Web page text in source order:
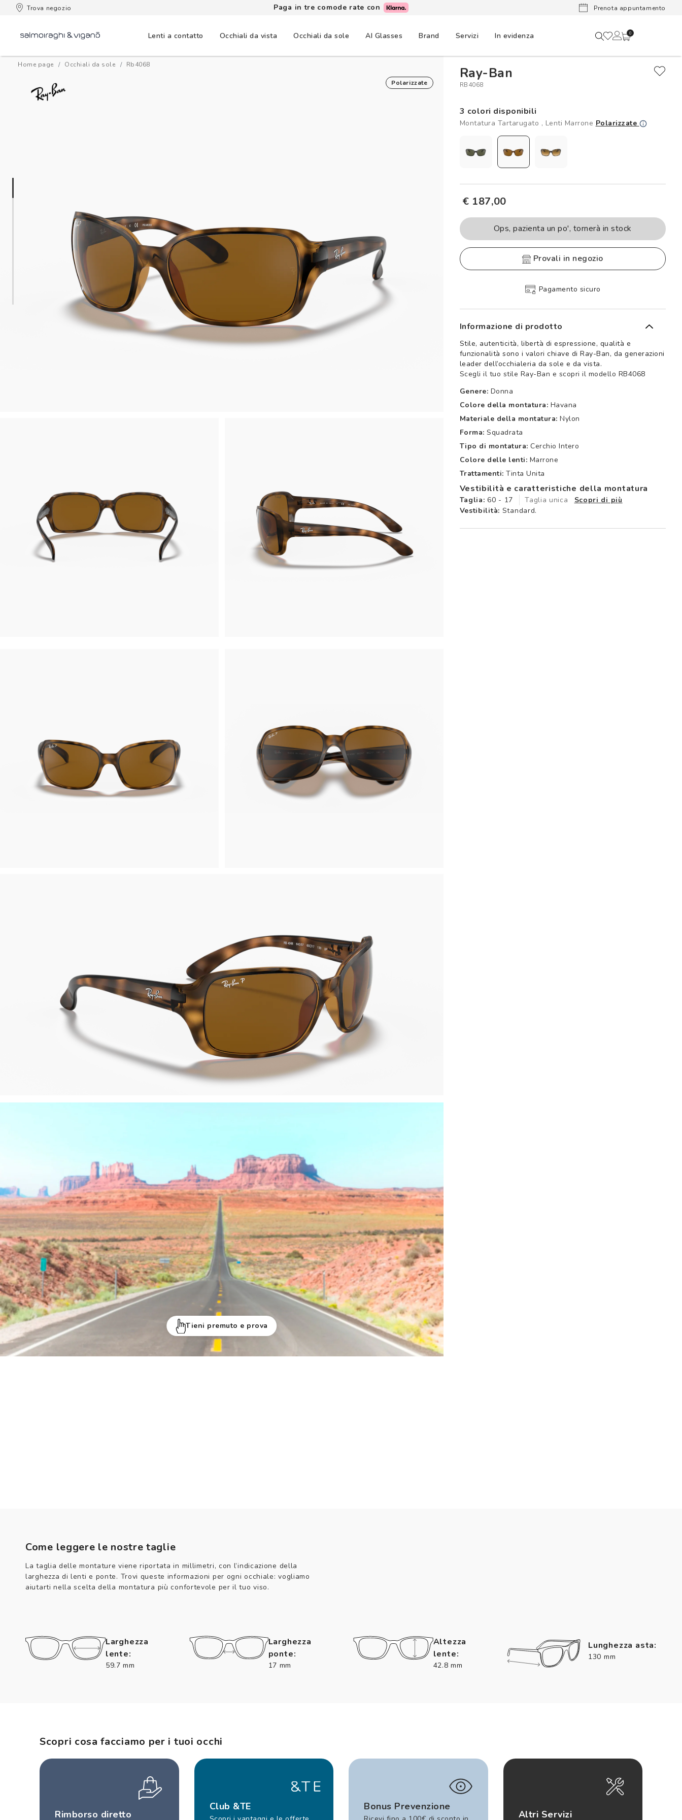
Trova negozio Paga in tre comode rate con Lenti a
Prenota appuntamento
Lenti a contatto Occhiali da vista Occhiali da sole AI Glasses Brand Servizi In evidenza 0
Home page Occhiali da sole rb4068
Polarizzate
Tieni premuto e prova
Ray-Ban
RB4068
3 colori disponibili
Montatura Tartarugato , Lenti Marrone Polarizzate
€ 187,00
Ops, pazienta un po', tornerà in stock
provali in negozio
Spedizione sicura e gratuita, senza spesa minima Ritiro in negozio disponibile Pagamento sicuro
Informazione di prodotto
Stile, autenticità, libertà di espressione, qualità e
funzionalità sono i valori chiave di Ray-Ban, da generazioni
leader dell’occhialeria da sole e da vista.
Scegli il tuo stile Ray-Ban e scopri il modello RB4068
Genere: Donna
Colore della montatura: Havana
Materiale della montatura: Nylon
Forma: Squadrata
Tipo di montatura: Cerchio Intero
Colore delle lenti: Marrone
Trattamenti: Tinta Unita
Vestibilità e caratteristiche della montatura
Taglia: 60 - 17 Taglia unica
Scopri di più
Vestibilità: Standard.
Come leggere le nostre taglie
La taglia delle montature viene riportata in millimetri, con l’indicazione della
larghezza di lenti e ponte. Trovi queste informazioni per ogni occhiale: vogliamo
aiutarti nella scelta della montatura più confortevole per il tuo viso.
Larghezza
lente:
59.7 mm
Larghezza
ponte:
17 mm
Altezza
lente:
42.8 mm
Lunghezza asta:
130 mm
Scopri cosa facciamo per i tuoi occhi
Rimborso diretto
Club &TE Bonus Prevenzione
Altri Servizi